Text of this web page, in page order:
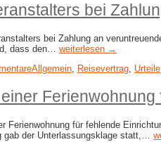
bei
bei Zahlung an
dass den… weiterlesen →
Allgemein, Reisevertrag, Urteile
Ferienwohnung für fehlende
gab der Unterlassungsklage statt,…